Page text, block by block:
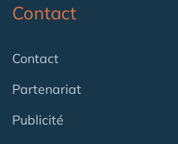
Contact
Contact
Partenariat
Publicité